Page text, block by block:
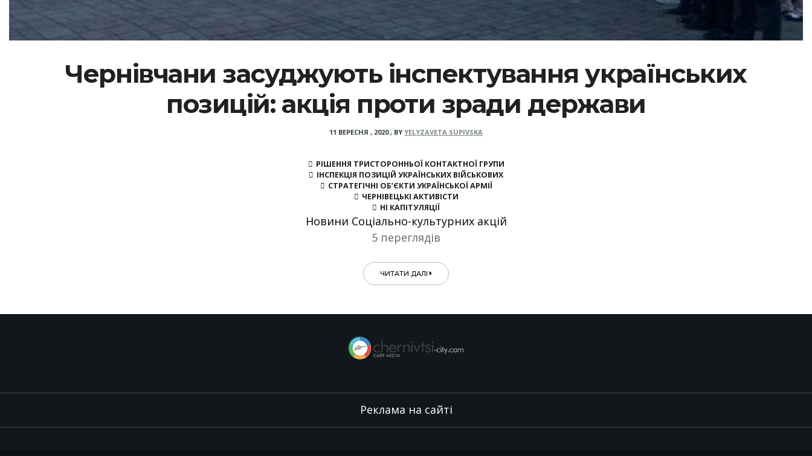
Чернівчани засуджують інспектування українських
позицій: акція проти зради держави
11 ВЕРЕСНЯ , 2020, BY YELYZAVETA SUPIVSKA
РІШЕННЯ ТРИСТОРОННЬОЇ КОНТАКТНОЇ ГРУПИ
ІНСПЕКЦІЯ ПОЗИЦІЙ УКРАЇНСЬКИХ ВІЙСЬКОВИХ
СТРАТЕГІЧНІ ОБ’ЄКТИ УКРАЇНСЬКОЇ АРМІЇ
ЧЕРНІВЕЦЬКІ АКТИВІСТИ
НІ КАПІТУЛЯЦІЇ
Новини Соціально-культурних акцій
5 переглядів
ЧИТАТИ ДАЛІ
Реклама на сайті